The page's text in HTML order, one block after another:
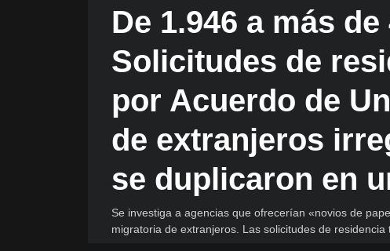
De 1.946 a más de
Solicitudes de
por Acuerdo de
de extranjeros
se duplicaron en
Se investiga a agencias que ofrecerían «novios de
migratoria de extranjeros. Las solicitudes de